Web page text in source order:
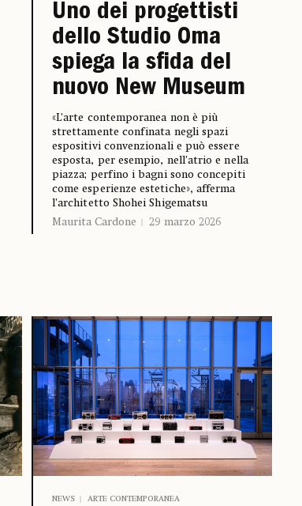
Uno dei progettisti
dello Studio Oma
spiega la sfida del
nuovo New Museum
«L’arte contemporanea non è più
strettamente confinata negli spazi
espositivi convenzionali e può essere
esposta, per esempio, nell’atrio e nella
piazza; perfino i bagni sono concepiti
come esperienze estetiche», afferma
l’architetto Shohei Shigematsu
Maurita Cardone
29 marzo 2026
NEWS ARTE CONTEMPORANEA